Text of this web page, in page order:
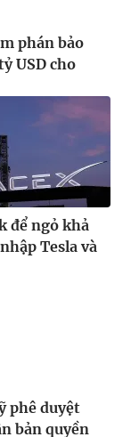
có sự chấp
phát hành lại
phán bảo
USD cho
để ngỏ khả
Tesla và
phê duyệt
bản quyền